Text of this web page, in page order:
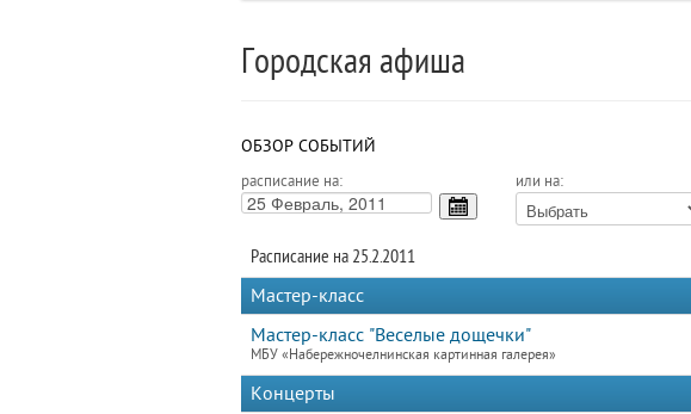
Городская афиша
ОБЗОР СОБЫТИЙ
расписание на: или на:
Расписание на 25.2.2011
Мастер-класс
Мастер-класс "Веселые дощечки"
МБУ «Набережночелнинская картинная галерея»
Концерты